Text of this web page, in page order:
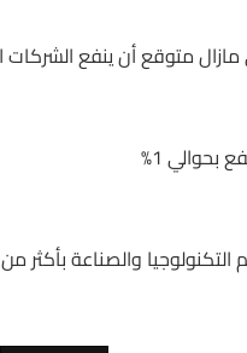
متوقع أن ينفع
والصناعة بأكثر من 2%